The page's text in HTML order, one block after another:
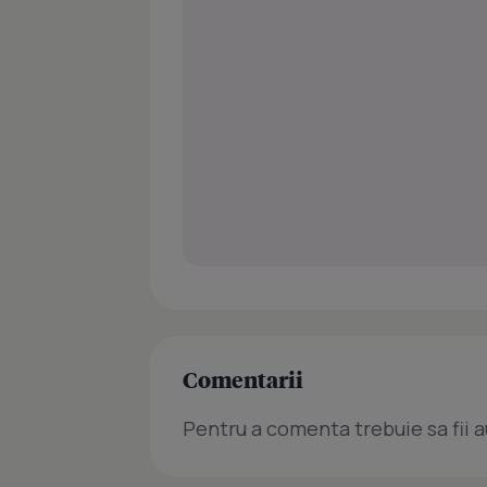
Comentarii
Pentru a comenta trebuie sa fii